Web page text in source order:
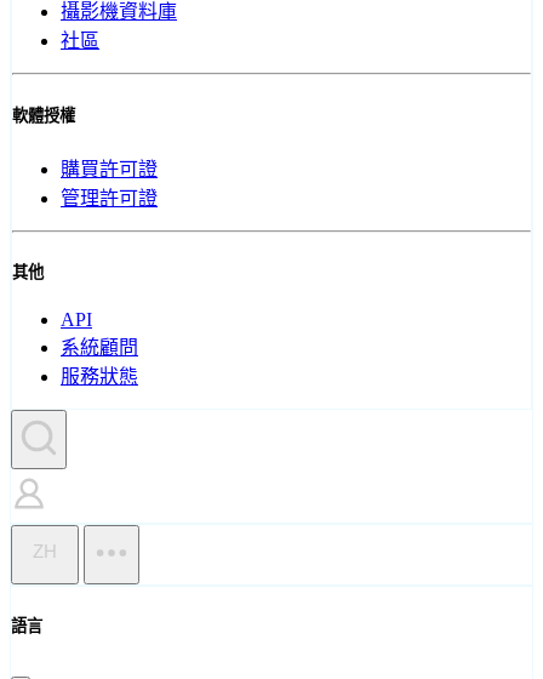
攝影機資料庫
社區
軟體授權
購買許可證
管理許可證
其他
API
系統顧問
服務狀態
ZH
語言